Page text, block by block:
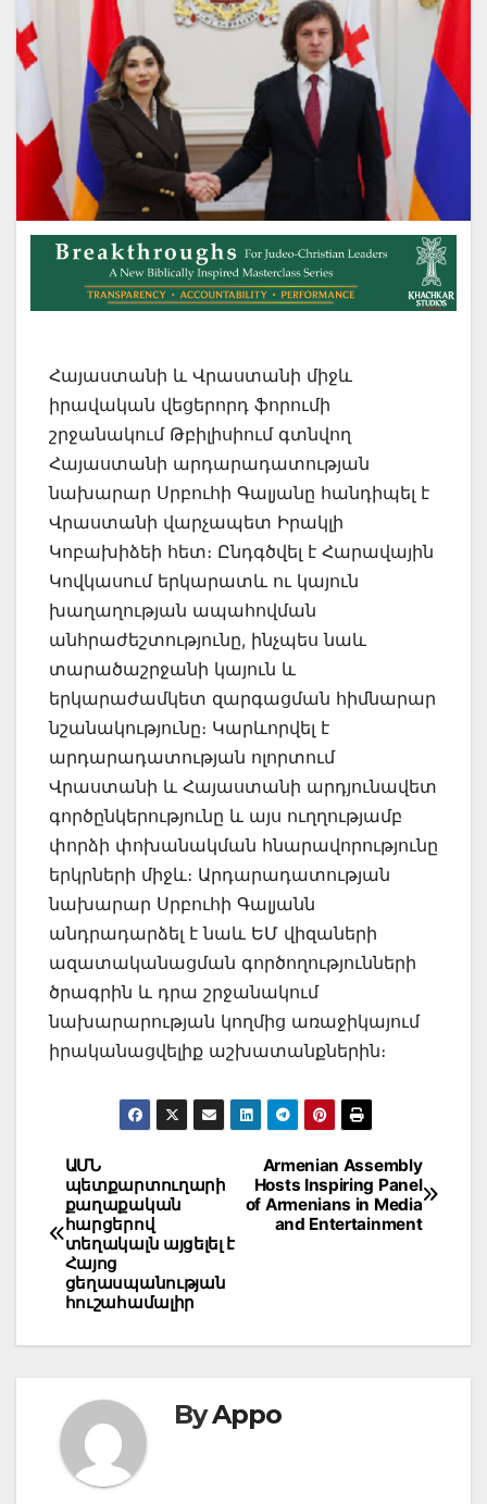
Հայաստանի և Վրաստանի միջև
իրավական վեցերորդ ֆորումի
շրջանակում Թբիլիսիում գտնվող
Հայաստանի արդարադատության
նախարար Սրբուհի Գալյանը հանդիպել է
Վրաստանի վարչապետ Իրակլի
Կոբախիձեի հետ։ Ընդգծվել է Հարավային
Կովկասում երկարատև ու կայուն
խաղաղության ապահովման
անհրաժեշտությունը, ինչպես նաև
տարածաշրջանի կայուն և
երկարաժամկետ զարգացման հիմնարար
նշանակությունը։ Կարևորվել է
արդարադատության ոլորտում
Վրաստանի և Հայաստանի արդյունավետ
գործընկերությունը և այս ուղղությամբ
փորձի փոխանակման հնարավորությունը
երկրների միջև։ Արդարադատության
նախարար Սրբուհի Գալյանն
անդրադարձել է նաև ԵՄ վիզաների
ազատականացման գործողությունների
ծրագրին և դրա շրջանակում
նախարարության կողմից առաջիկայում
իրականացվելիք աշխատանքներին։
Post
navigation
Armenian Assembly
Hosts Inspiring Panel
of Armenians in Media
and Entertainment
ԱՄՆ
պետքարտուղարի
քաղաքական
հարցերով
տեղակալն այցելել է
Հայոց
ցեղասպանության
հուշահամալիր
ByAppo